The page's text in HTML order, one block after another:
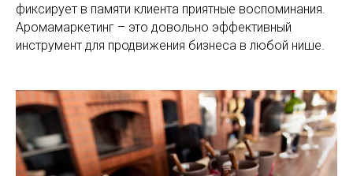
фиксирует в памяти клиента приятные воспоминания.
Аромамаркетинг – это довольно эффективный
инструмент для продвижения бизнеса в любой нише.